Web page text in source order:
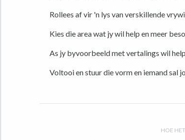
Rollees af vir 'n lys van verskillende
Kies die area wat jy wil help en meer
As jy byvoorbeeld met vertalings wil
Voltooi en stuur die vorm en iemand sal
HOE